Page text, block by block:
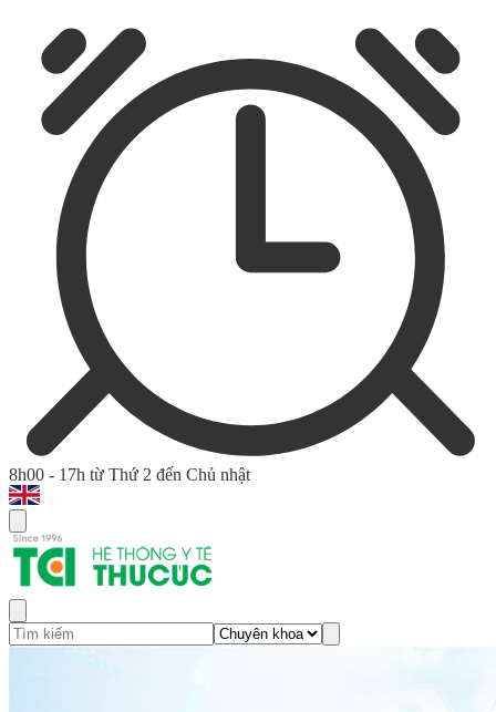
8h00 - 17h từ Thứ 2 đến Chủ nhật